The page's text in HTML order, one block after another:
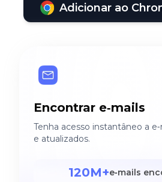
Adicionar ao
Encontrar e‑mails
Tenha acesso instantâneo a
e atualizados.
120M+e‑mails